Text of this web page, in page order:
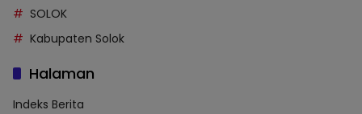
SOLOK
Kabupaten Solok
Halaman
Indeks Berita